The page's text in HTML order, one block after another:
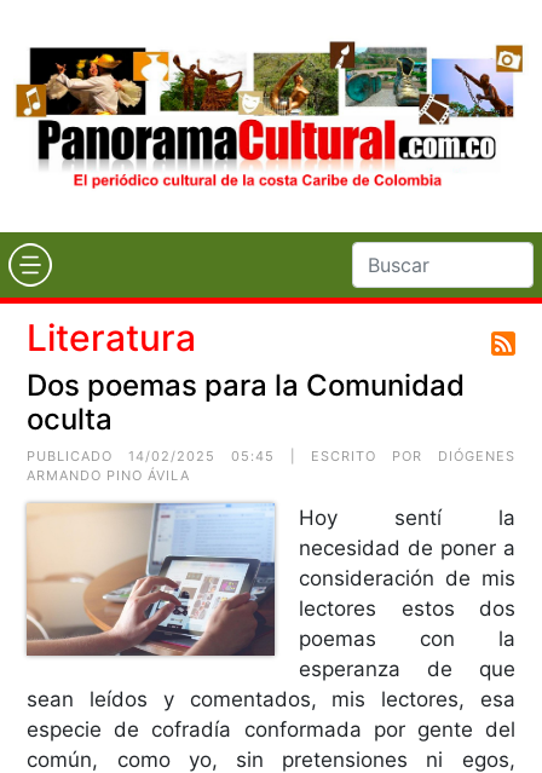
Literatura
Dos poemas para la Comunidad
oculta
PUBLICADO 14/02/2025 05:45 | ESCRITO POR
DIÓGENES
ARMANDO PINO ÁVILA
Hoy sentí la
necesidad de poner a
consideración de mis
lectores estos dos
poemas con la
esperanza de que
sean leídos y comentados, mis lectores, esa
especie de cofradía conformada por gente del
común, como yo, sin pretensiones ni egos,